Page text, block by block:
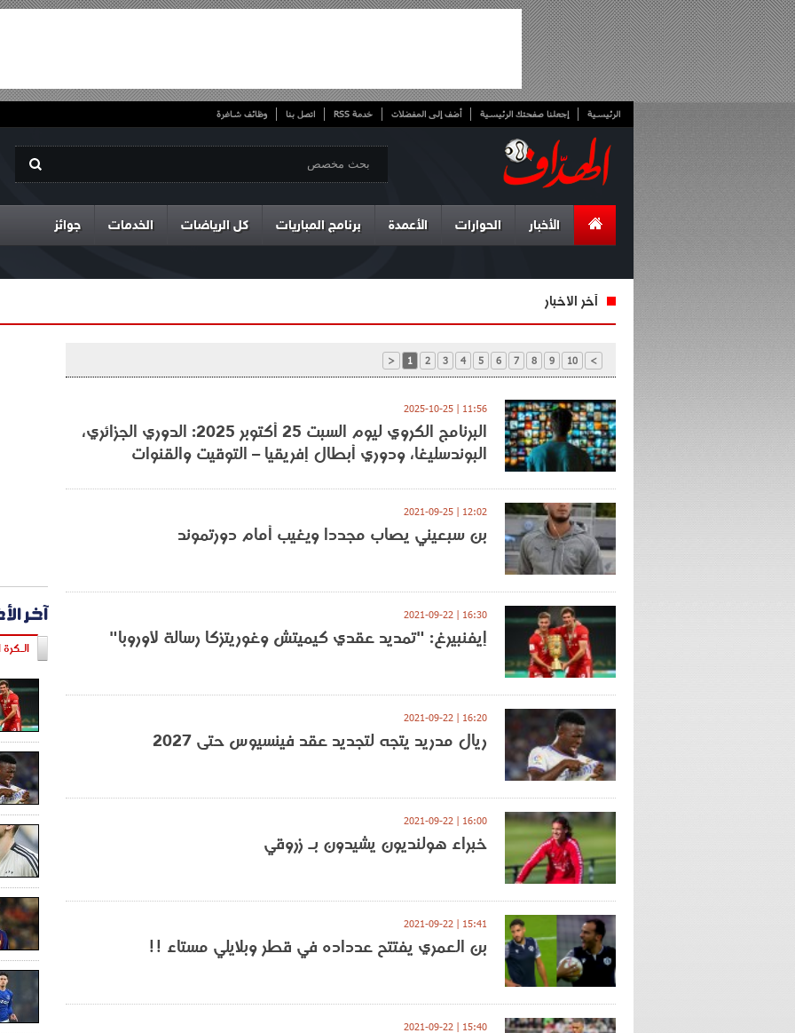
الرئيسية إجعلنا صفحتك الرئيسية أضف إلى المفضلات خدمة RSS اتصل بنا وظائف شاغرة
الأخبار الحوارات الأعمدة برنامج المباريات كل الرياضات الخدمات جوائز
آخر الأخبار
< 1 2 3 4 5 6 7 8 9 10 >
11:56 | 2025-10-25
البرنامج الكروي ليوم السبت 25 أكتوبر 2025: الدوري الجزائري،
البوندسليغا، ودوري أبطال إفريقيا – التوقيت والقنوات
12:02 | 2021-09-25
بن سبعيني يصاب مجددا ويغيب أمام دورتموند
16:30 | 2021-09-22
إيفنبيرغ: "تمديد عقدي كيميتش وغوريتزكا رسالة لأوروبا"
16:20 | 2021-09-22
ريال مدريد يتجه لتجديد عقد فينسيوس حتى 2027
16:00 | 2021-09-22
خبراء هولنديون يشيدون بـ زروقي
15:41 | 2021-09-22
بن العمري يفتتح عدداده في قطر وبلايلي مستاء !!
15:40 | 2021-09-22
آخر
الـكرة